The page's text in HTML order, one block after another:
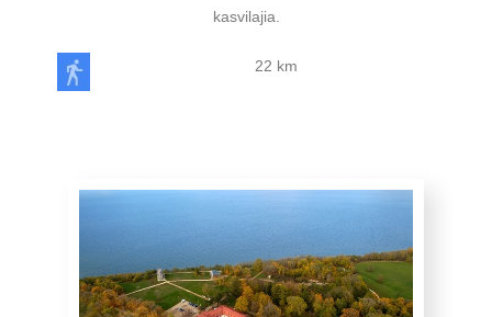
kasvilajia.
22 km